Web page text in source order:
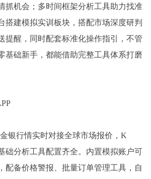
抓机会；多时间框架分析工具助力找准
搭建模拟实训板块，搭配市场深度研判
提醒，同时配套标准化操作指引，不管
基础新手，都能借助完整工具体系打磨
银行情实时对接全球市场报价，K
础分析工具配置齐全。内置模拟账户可
配备价格警报、批量订单管理工具，自